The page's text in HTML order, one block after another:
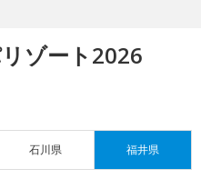
ゾート2026
石川県 福井県